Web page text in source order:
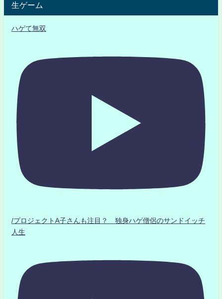
生ゲーム
ハゲて無双
/プロジェクトA子さんも注目？ 独身ハゲ僧侶のサンドイッチ
人生